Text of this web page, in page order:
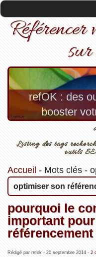
Référencer
refOK : des
booster
Listing des tags
outils
Accueil - Mots clés-
optimiser son
pourquoi le
important
référencement
Rédigé par refok - 20 septembre 2014- 2